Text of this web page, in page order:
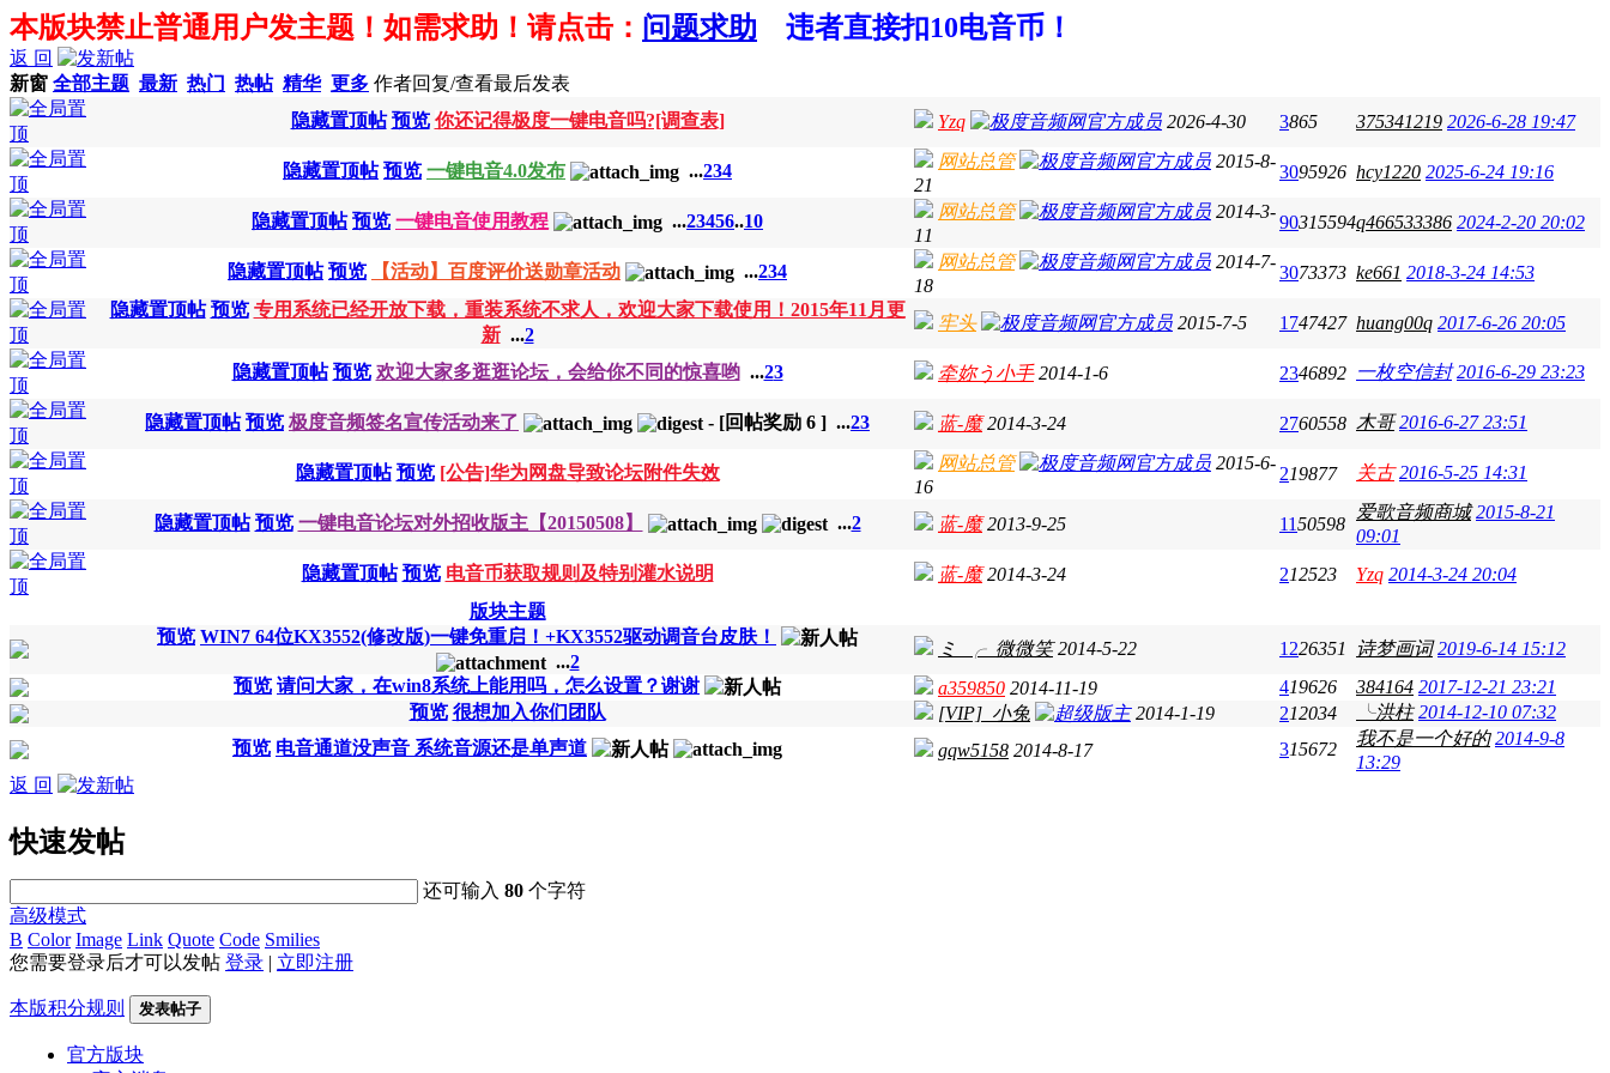
本版块禁止普通用户发主题！如需求助！请点击： 问题求助 违者直接扣10电音币！
返 回
新窗 全部主题 最新 热门 热帖 精华 更多 作者回复/查看最后发表
隐藏置顶帖 预览 你还记得极度一键电音吗?[调查表] Yzq 2026-4-30 3865 375341219 2026-6-28 19:47
隐藏置顶帖 预览 一键电音4.0发布 ...234 网站总管
2015-8-
21
3095926 hcy1220 2025-6-24 19:16
隐藏置顶帖 预览 一键电音使用教程 ...23456..10 网站总管
2014-3-
11
90315594q466533386 2024-2-20 20:02
隐藏置顶帖 预览 【活动】百度评价送勋章活动 ...234 网站总管
2014-7-
18
3073373 ke661 2018-3-24 14:53
隐藏置顶帖 预览 专用系统已经开放下载，重装系统不求人，欢迎大家下载使用！2015年11月更
新 ...2
牢头 2015-7-5 1747427 huang00q 2017-6-26 20:05
隐藏置顶帖 预览 欢迎大家多逛逛论坛，会给你不同的惊喜哟 ...23 牵妳う小手 2014-1-6 2346892 一枚空信封 2016-6-29 23:23
隐藏置顶帖 预览 极度音频签名宣传活动来了 - [回帖奖励 6 ] ...23 蓝-魔 2014-3-24 2760558 木哥 2016-6-27 23:51
隐藏置顶帖 预览 [公告]华为网盘导致论坛附件失效 网站总管
2015-6-
16
219877 关古 2016-5-25 14:31
隐藏置顶帖 预览 一键电音论坛对外招收版主【20150508】 ...2 蓝-魔 2013-9-25 1150598
爱歌音频商城 2015-8-21
09:01
隐藏置顶帖 预览 电音币获取规则及特别灌水说明 蓝-魔 2014-3-24 212523 Yzq 2014-3-24 20:04
版块主题
预览 WIN7 64位KX3552(修改版)一键免重启！+KX3552驱动调音台皮肤！
...2
ミ_╭_微微笑 2014-5-22 1226351 诗梦画词 2019-6-14 15:12
预览 请问大家，在win8系统上能用吗，怎么设置？谢谢 a359850 2014-11-19 419626 384164 2017-12-21 23:21
预览 很想加入你们团队 [VIP]_小兔 2014-1-19 212034 ╰洪柱 2014-12-10 07:32
预览 电音通道没声音 系统音源还是单声道 gqw5158 2014-8-17 315672
我不是一个好的 2014-9-8
13:29
返 回
快速发帖
还可输入80 个字符
高级模式
B Color Image Link Quote Code Smilies
您需要登录后才可以发帖 登录 | 立即注册
本版积分规则 发表帖子
官方版块